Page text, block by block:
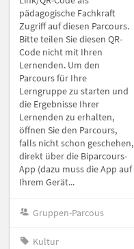
pädagogische Fachkraft
Zugriff auf diesen Parcours.
Bitte teilen Sie diesen QR-
Code nicht mit Ihren
Lernenden. Um den
Parcours für Ihre
Lerngruppe zu starten und
die Ergebnisse Ihrer
Lernenden zu erhalten,
öffnen Sie den Parcours,
falls nicht schon geschehen,
direkt über die Biparcours-
App (dazu muss die App auf
Ihrem Gerät...
Gruppen-Parcous
Kultur